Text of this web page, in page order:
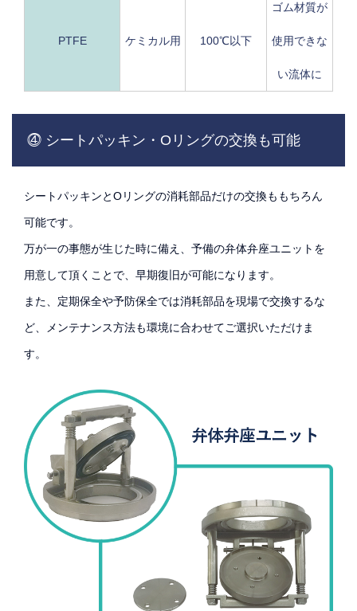
PTFE ケミカル用 100℃以下
ゴム材質が
使用できな
い流体に
⓸ シートパッキン・Oリングの交換も可能
シートパッキンとOリングの消耗部品だけの交換ももちろん
可能です。
万が一の事態が生じた時に備え、予備の弁体弁座ユニットを
用意して頂くことで、早期復旧が可能になります。
また、定期保全や予防保全では消耗部品を現場で交換するな
ど、メンテナンス方法も環境に合わせてご選択いただけま
す。